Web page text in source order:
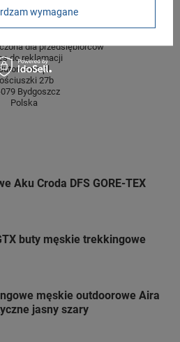
dla przedsiębiorców
do reklamacji
27b
Bydgoszcz
Polska
Aku Croda DFS GORE-TEX
buty męskie trekkingowe
męskie outdoorowe Aira
jasny szary
wymagane